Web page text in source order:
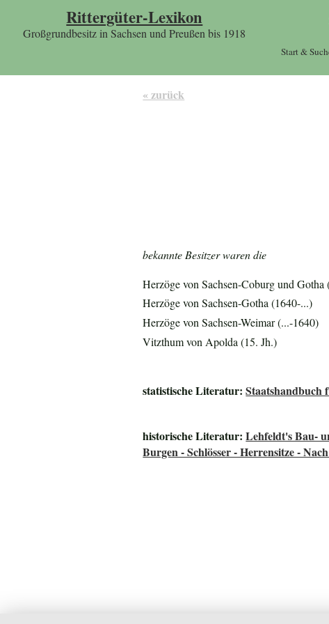
Rittergüter-Lexikon
Großgrundbesitz in Sachsen und Preußen bis 1918
Start &
« zurück
bekannte Besitzer waren die
Herzöge von Sachsen-Coburg und Gotha
Herzöge von Sachsen-Gotha (1640-...)
Herzöge von Sachsen-Weimar (...-1640)
Vitzthum von Apolda (15. Jh.)
statistische Literatur:Staatshandbuch
historische Literatur:Lehfeldt's Bau-
Burgen - Schlösser - Herrensitze -